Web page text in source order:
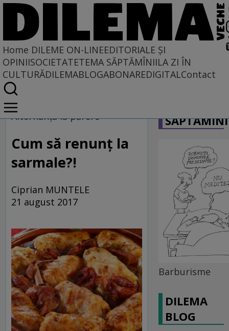
Home DILEME ON-LINEEDITORIALE ȘI
OPINIISOCIETATETEMA SĂPTĂMÎNIILA ZI ÎN
CULTURĂDILEMABLOGABONAREDIGITALContact
Home
Dileme on-line
Alternanţa la părere
Cum să renunț la
sarmale?!
Ciprian MUNTELE
21 august 2017
Barburisme
DILEMA
BLOG